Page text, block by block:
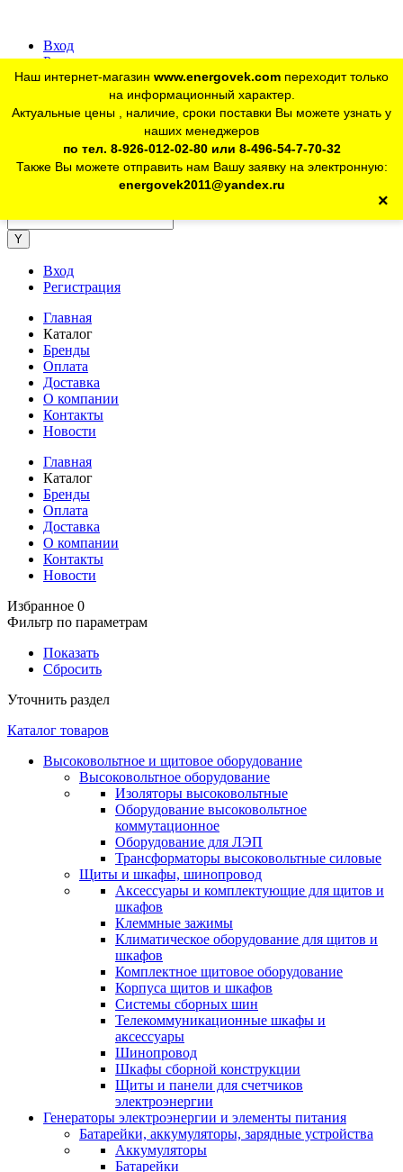
Вход
Регистрация
Для юр. лиц:+7 (926) 012-02-80
telegram Розничный магазин:+7 (925) 902-46-10
Наш интернет-магазин www.energovek.com переходит только
на информационный характер.
Актуальные цены , наличие, сроки поставки Вы можете узнать у
наших менеджеров
по тел. 8-926-012-02-80 или 8-496-54-7-70-32
Также Вы можете отправить нам Вашу заявку на электронную:
energovek2011@yandex.ru
×
Вход
Регистрация
Главная
Каталог
Бренды
Оплата
Доставка
О компании
Контакты
Новости
Главная
Каталог
Бренды
Оплата
Доставка
О компании
Контакты
Новости
Избранное 0
Фильтр по параметрам
Показать
Сбросить
Уточнить раздел
Каталог товаров
Высоковольтное и щитовое оборудование
Высоковольтное оборудование
Изоляторы высоковольтные
Оборудование высоковольтное
коммутационное
Оборудование для ЛЭП
Трансформаторы высоковольтные силовые
Щиты и шкафы, шинопровод
Аксессуары и комплектующие для щитов и
шкафов
Клеммные зажимы
Климатическое оборудование для щитов и
шкафов
Комплектное щитовое оборудование
Корпуса щитов и шкафов
Системы сборных шин
Телекоммуникационные шкафы и
аксессуары
Шинопровод
Шкафы сборной конструкции
Щиты и панели для счетчиков
электроэнергии
Генераторы электроэнергии и элементы питания
Батарейки, аккумуляторы, зарядные устройства
Аккумуляторы
Батарейки